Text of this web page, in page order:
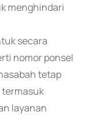
menghindari
secara
nomor ponsel
tetap
layanan